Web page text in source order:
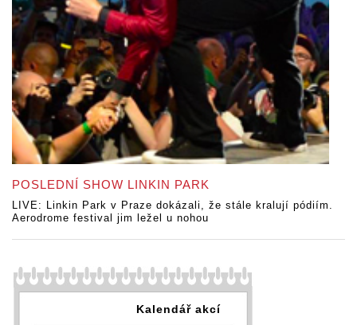
POSLEDNÍ SHOW LINKIN PARK
LIVE: Linkin Park v Praze dokázali, že stále kralují pódiím.
Aerodrome festival jim ležel u nohou
Kalendář akcí